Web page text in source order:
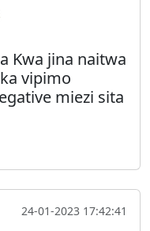
Kwa jina naitwa
vipimo
miezi sita
24-01-2023 17:42:41